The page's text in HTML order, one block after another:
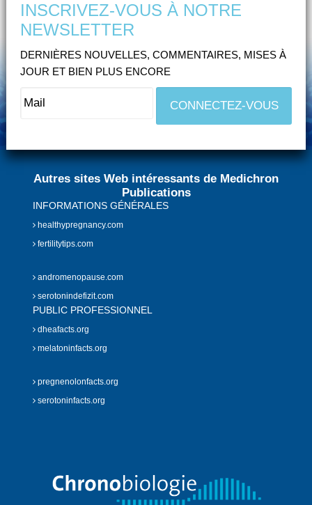
INSCRIVEZ-VOUS À NOTRE
NEWSLETTER
DERNIÈRES NOUVELLES, COMMENTAIRES, MISES À
JOUR ET BIEN PLUS ENCORE
Autres sites Web intéressants de Medichron
Publications
INFORMATIONS GÉNÉRALES
healthypregnancy.com
fertilitytips.com
andromenopause.com
serotonindefizit.com
PUBLIC PROFESSIONNEL
dheafacts.org
melatoninfacts.org
pregnenolonfacts.org
serotoninfacts.org